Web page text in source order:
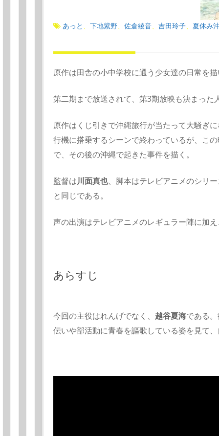
あっと 下地紫野 佐倉綾音 吉田玲子 夏休み
原作は田舎の小中学校に通う少女達の日常を
第二期まで放送されて、第3期放映も決まった
原作はくじ引きで沖縄旅行が当たって大騒ぎ
行機に搭乗するシーンで終わっているが、こ
で、その後の沖縄で起きた事件を描く。
監督は川面真也、脚本はテレビアニメのシリ
と同じである。
声の出演はテレビアニメのレギュラー陣に加
あらすじ
今回の主役はれんげでなく、 越谷夏海である
伝いや部活動に青春を謳歌している姿を見て